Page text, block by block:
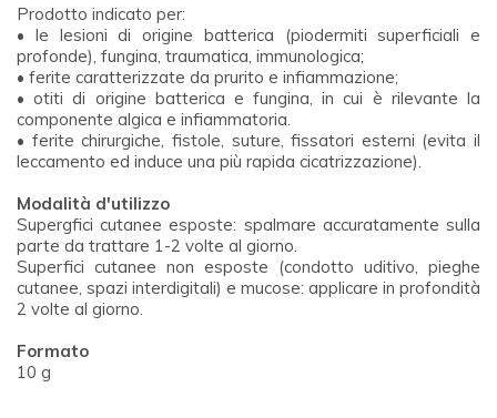
Prodotto indicato per:
• le lesioni di origine batterica (piodermiti superficiali e
profonde), fungina, traumatica, immunologica;
• ferite caratterizzate da prurito e infiammazione;
• otiti di origine batterica e fungina, in cui è rilevante la
componente algica e infiammatoria.
• ferite chirurgiche, fistole, suture, fissatori esterni (evita il
leccamento ed induce una più rapida cicatrizzazione).
Modalità d'utilizzo
Supergfici cutanee esposte: spalmare accuratamente sulla
parte da trattare 1-2 volte al giorno.
Superfici cutanee non esposte (condotto uditivo, pieghe
cutanee, spazi interdigitali) e mucose: applicare in profondità
2 volte al giorno.
Formato
10 g